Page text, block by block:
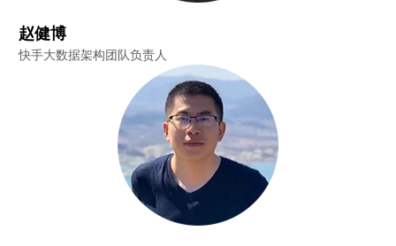
赵健博
快手大数据架构团队负责人